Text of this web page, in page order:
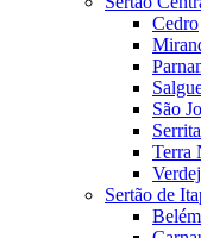
Cedro
São
Serrita
Terra
Sertão de